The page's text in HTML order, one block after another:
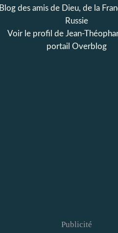
Blog des amis de Dieu, de la
Russie
Voir le profil de Jean-
portail Overblog
Publicité